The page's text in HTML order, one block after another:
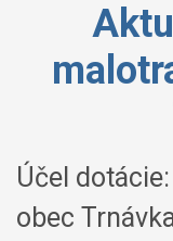
Účel
obec